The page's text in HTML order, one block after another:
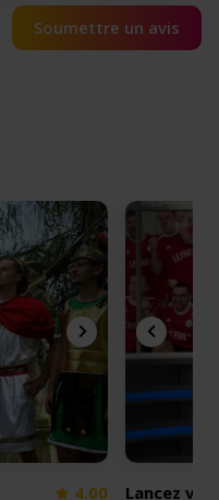
Soumettre un avis
4.00 Lancez